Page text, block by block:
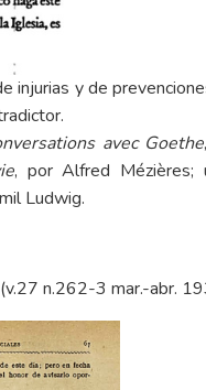
y de
avec Goethe
, por Alfred Mézières;
Ludwig.
n.262-3 mar.-abr.